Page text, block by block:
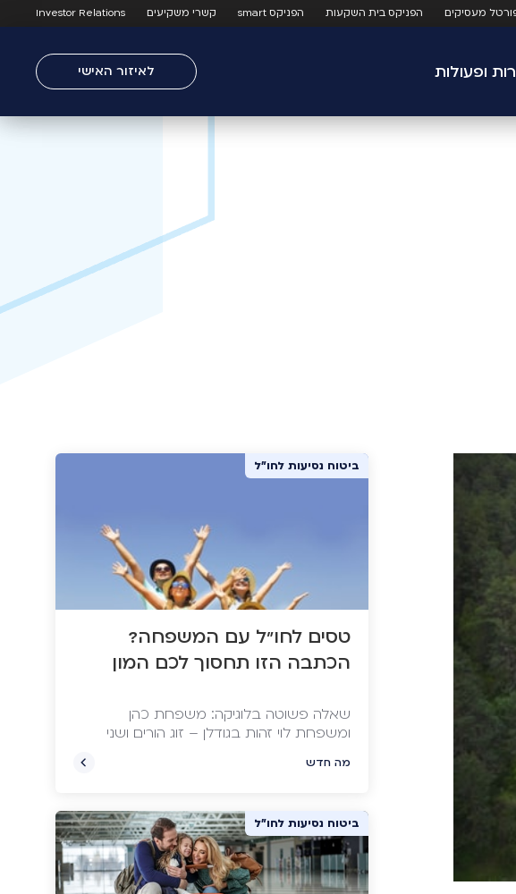
מעסיקים הפניקס בית השקעות הפניקס smart קשרי משקיעים Investor Relations
ופעולות לאיזור האישי
ביטוח נסיעות לחו"ל
טסים לחו"ל עם המשפחה?
הכתבה הזו תחסוך לכם המון
שאלה פשוטה בלוגיקה: משפחת כהן
ומשפחת לוי זהות בגודלן – זוג הורים ושני
שתי המשפחות נסעו לאותה חופשה זהה,
משפחת כהן שילמה ב-30% יותר עבור
החופשה. איך זה קרה? בכתבה שלפניכם
ננסה להפוך אתכם לחכמים ואחראיים כמו
משפחת לוי ולהמנע מהוצאות מיותרות
שיכולות להגיע גם לאלפי שקלים.
מה חדש
ביטוח נסיעות לחו"ל